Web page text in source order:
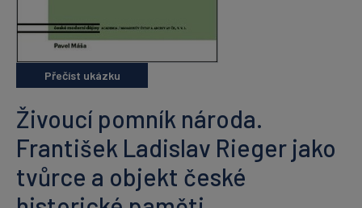
Živoucí pomník národa.
František Ladislav Rieger jako
tvůrce a objekt české
Přečíst ukázku